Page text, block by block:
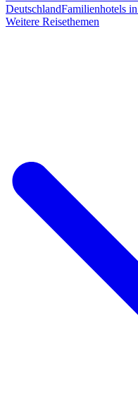
DeutschlandFamilienhotels
Weitere Reisethemen